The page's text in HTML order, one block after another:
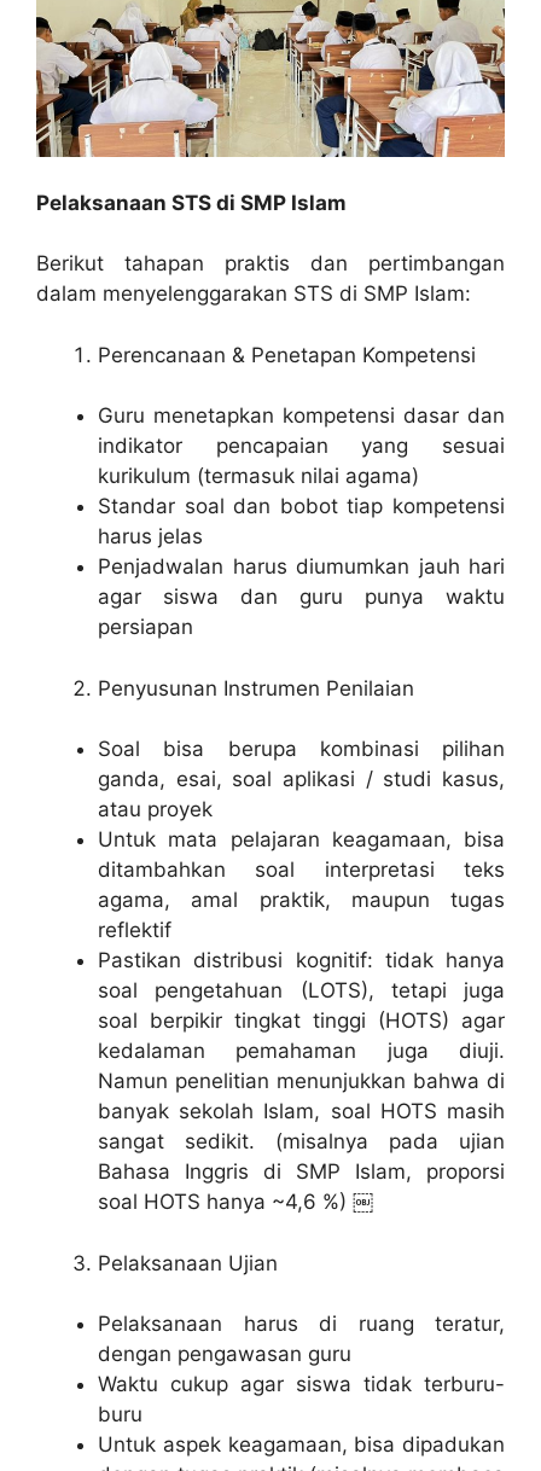
Pelaksanaan STS di SMP Islam
Berikut tahapan praktis dan pertimbangan
dalam menyelenggarakan STS di SMP Islam:
Perencanaan & Penetapan Kompetensi
Guru menetapkan kompetensi dasar dan
indikator pencapaian yang sesuai
kurikulum (termasuk nilai agama)
Standar soal dan bobot tiap kompetensi
harus jelas
Penjadwalan harus diumumkan jauh hari
agar siswa dan guru punya waktu
persiapan
Penyusunan Instrumen Penilaian
Soal bisa berupa kombinasi pilihan
ganda, esai, soal aplikasi / studi kasus,
atau proyek
Untuk mata pelajaran keagamaan, bisa
ditambahkan soal interpretasi teks
agama, amal praktik, maupun tugas
reflektif
Pastikan distribusi kognitif: tidak hanya
soal pengetahuan (LOTS), tetapi juga
soal berpikir tingkat tinggi (HOTS) agar
kedalaman pemahaman juga diuji.
Namun penelitian menunjukkan bahwa di
banyak sekolah Islam, soal HOTS masih
sangat sedikit. (misalnya pada ujian
Bahasa Inggris di SMP Islam, proporsi
soal HOTS hanya ~4,6 %) ￼
Pelaksanaan Ujian
Pelaksanaan harus di ruang teratur,
dengan pengawasan guru
Waktu cukup agar siswa tidak terburu-
buru
Untuk aspek keagamaan, bisa dipadukan